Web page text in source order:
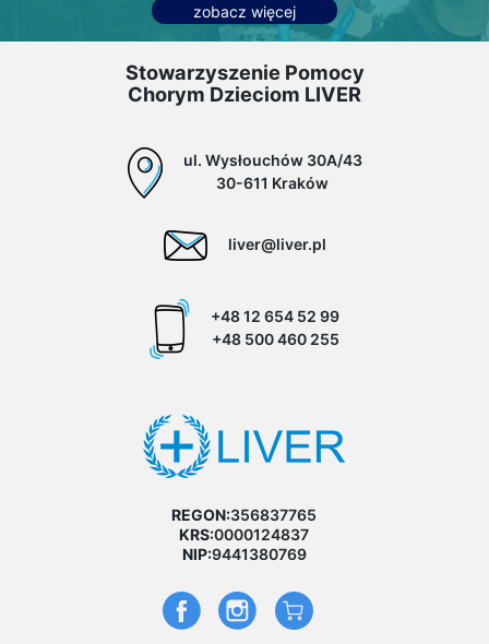
zobacz więcej
Stowarzyszenie Pomocy
Chorym Dzieciom LIVER
ul. Wysłouchów 30A/43
30-611 Kraków
liver@liver.pl
+48 12 654 52 99
+48 500 460 255
REGON:356837765
KRS:0000124837
NIP:9441380769